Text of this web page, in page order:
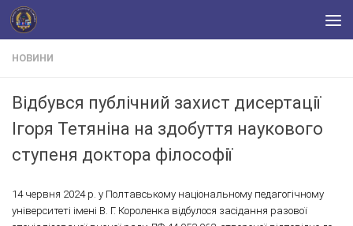
Skip to content
НОВИНИ
Відбувся публічний захист дисертації
Ігоря Тетяніна на здобуття наукового
ступеня доктора філософії
14 червня 2024 р. у Полтавському національному педагогічному
університеті імені В. Г. Короленка відбулося засідання разової